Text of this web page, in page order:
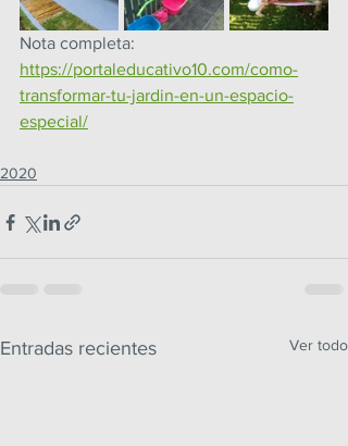
Nota completa:
https://portaleducativo10.com/como-
transformar-tu-jardin-en-un-espacio-
especial/
2020
Entradas recientes Ver todo